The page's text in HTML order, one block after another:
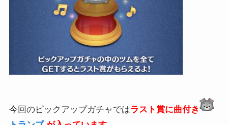
今回のピックアップガチャではラスト賞に曲付き